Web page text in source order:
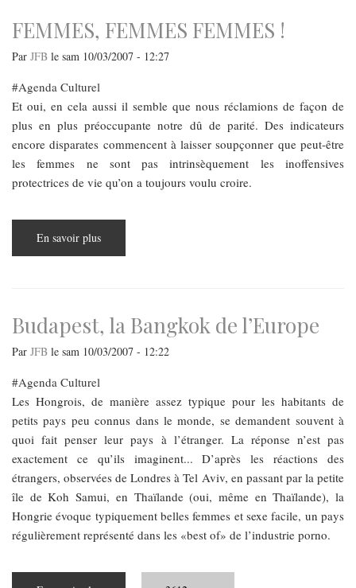
FEMMES, FEMMES FEMMES !
Par JFB le sam 10/03/2007 - 12:27
Agenda Culturel
Et oui, en cela aussi il semble que nous réclamions de façon de
plus en plus préoccupante notre dû de parité. Des indicateurs
encore disparates commencent à laisser soupçonner que peut-être
les femmes ne sont pas intrinsèquement les inoffensives
protectrices de vie qu’on a toujours voulu croire.
En savoir plus
FEMMES
Budapest, la Bangkok de l’Europe
Par JFB le sam 10/03/2007 - 12:22
Agenda Culturel
Les Hongrois, de manière assez typique pour les habitants de
petits pays peu connus dans le monde, se demandent souvent à
quoi fait penser leur pays à l’étranger. La réponse n’est pas
exactement ce qu’ils imaginent... D’après les réactions des
étrangers, observées de Londres à Tel Aviv, en passant par la petite
île de Koh Samui, en Thaïlande (oui, même en Thaïlande), la
Hongrie évoque typiquement belles femmes et sexe facile, un pays
régulièrement représenté dans les «best of» de l’industrie porno.